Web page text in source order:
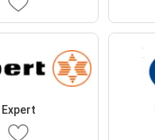
Expert